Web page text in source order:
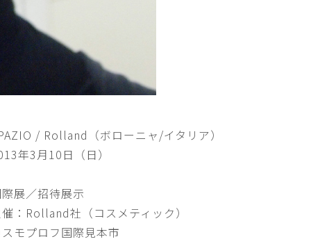
/ Rolland（ボローニャ/イタリア）
年3月10日（日）
展／招待展示
：Rolland社（コスメティック）
スモプロフ国際見本市